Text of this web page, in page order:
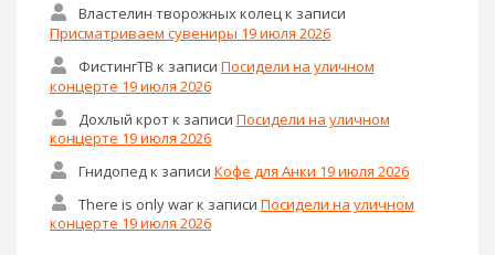
Властелин творожных колецк записи
Присматриваем сувениры 19 июля 2026
ФистингТВ к записи Посидели на уличном
концерте 19 июля 2026
Дохлый кротк записи Посидели на уличном
концерте 19 июля 2026
Гнидопедк записи Кофе для Анки 19 июля 2026
There is only warк записи Посидели на уличном
концерте 19 июля 2026